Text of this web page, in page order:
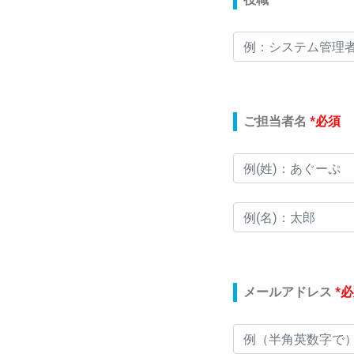
ご担当者名 *必須
メールアドレス *